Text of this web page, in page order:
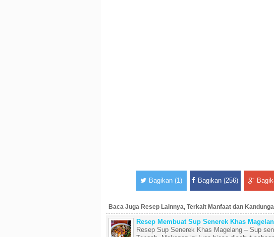
Bagikan (1) Bagikan (256)
Baca Juga Resep Lainnya, Terkait Manfaat dan
Resep Membuat Sup Senerek Khas
Resep Sup Senerek Khas Magelang – Sup